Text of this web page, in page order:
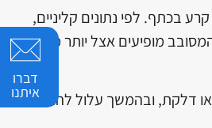
בכתף. לפי נתונים קליניים,
מופיעים אצל יותר משליש
או דלקת, ובהמשך עלול להתפתח
דברו
איתנו